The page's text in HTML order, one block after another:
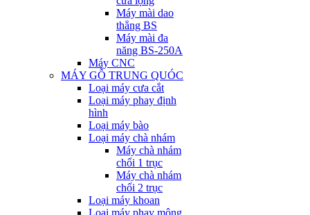
Máy mài dao
thẳng BS
Máy mài đa
năng BS-250A
Máy CNC
MÁY GỖ TRUNG QUÓC
Loại máy cưa cắt
Loại máy phay định
hình
Loại máy bào
Loại máy chà nhám
Máy chà nhám
chổi 1 trục
Máy chà nhám
chổi 2 trục
Loại máy khoan
Loại máy phay mộng